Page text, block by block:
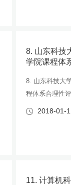
8. 山东科技
学院课程体
8. 山东科技大
程体系合理性
2018-01-
11. 计算机